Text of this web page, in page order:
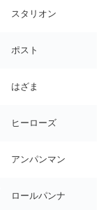
スタリオン
ポスト
はざま
ヒーローズ
アンパンマン
ロールパンナ